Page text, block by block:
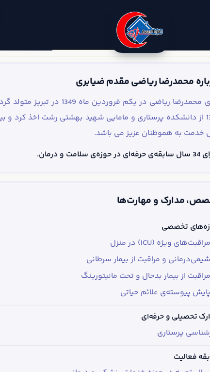
محمدرضا ریاضی مقدم ضیابری
آقای محمدرضا ریاضی در یکم
خدمت به هموطنان عزیز می باشد.
حوزه‌ی سلامت و درمان.
مدارک و مهارت‌ها
تخصصی
مراقبت‌های ویژه (ICU) در منزل
شیمی‌درمانی و مراقبت از بیمار سرطانی
مراقبت از بیمار بدحال و تحت مانیتورینگ
پایش پیوسته‌ی علائم حیاتی
تحصیلی و حرفه‌ای
پرستاری
فعالیت